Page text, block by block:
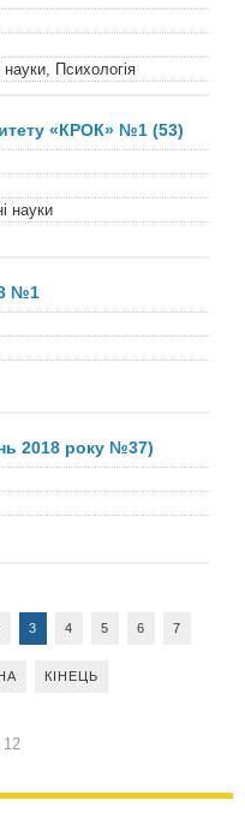
Психологія
«КРОК» №1 (53)
науки
№1
2018 року №37)
3 4 5 6 7
КІНЕЦЬ
12